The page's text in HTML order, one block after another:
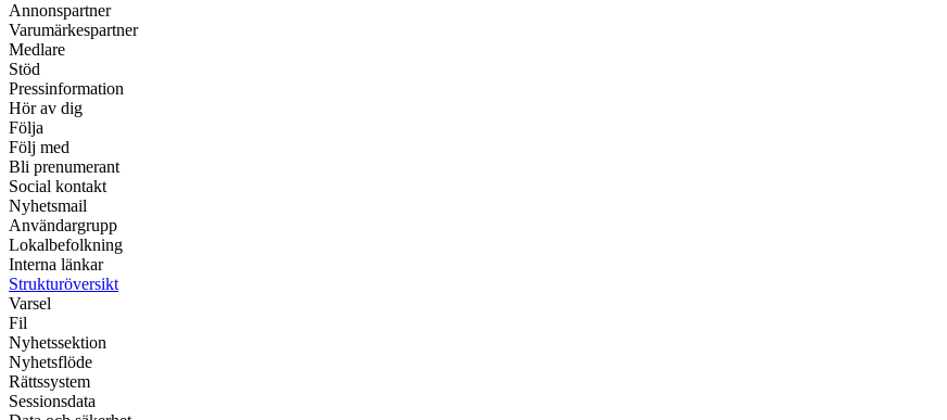
Annonspartner
Varumärkespartner
Medlare
Stöd
Pressinformation
Hör av dig
Följa
Följ med
Bli prenumerant
Social kontakt
Nyhetsmail
Användargrupp
Lokalbefolkning
Interna länkar
Strukturöversikt
Varsel
Fil
Nyhetssektion
Nyhetsflöde
Rättssystem
Sessionsdata